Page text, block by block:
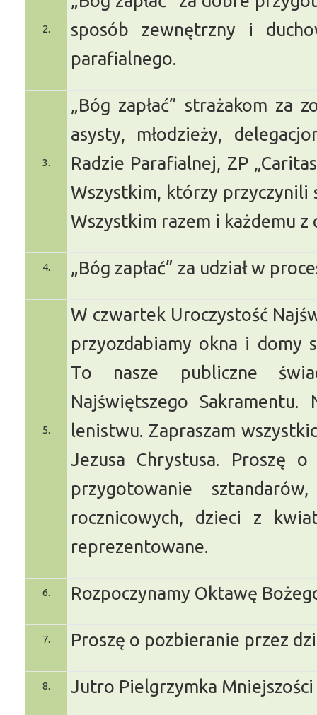
2.
sposób zewnętrzny i
parafialnego.
3.
„Bóg zapłać” strażakom za
asysty, młodzieży,
Radzie Parafialnej, ZP
Wszystkim, którzy przyczynili
Wszystkim razem i każdemu z
4. „Bóg zapłać” za udział w
5.
W czwartek Uroczystość
przyozdabiamy okna i domy
To nasze publiczne
Najświętszego Sakramentu.
lenistwu. Zapraszam
Jezusa Chrystusa. Proszę
przygotowanie
rocznicowych, dzieci z
reprezentowane.
6. Rozpoczynamy Oktawę
7. Proszę o pozbieranie przez
8. Jutro Pielgrzymka Mniejszości